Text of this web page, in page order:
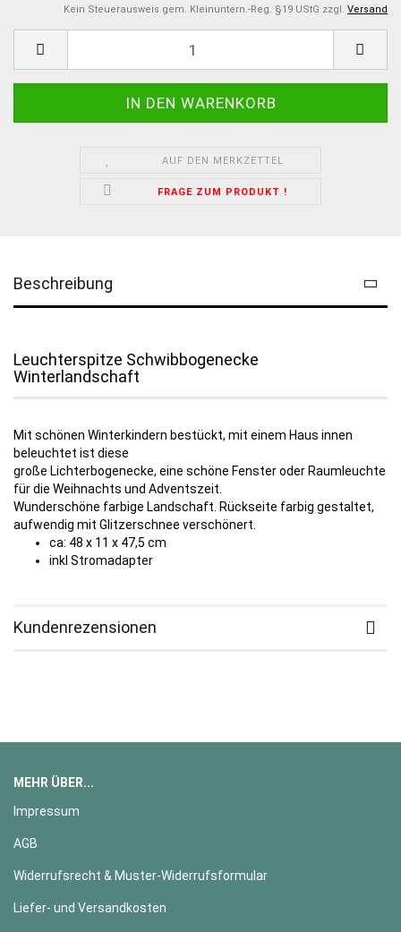
Kein Steuerausweis gem. Kleinuntern.-Reg. §19 UStG zzgl. Versand
AUF DEN MERKZETTEL
FRAGE ZUM PRODUKT !
Beschreibung
Leuchterspitze Schwibbogenecke
Winterlandschaft
Mit schönen Winterkindern bestückt, mit einem Haus innen
beleuchtet ist diese
große Lichterbogenecke, eine schöne Fenster oder Raumleuchte
für die Weihnachts und Adventszeit.
Wunderschöne farbige Landschaft. Rückseite farbig gestaltet,
aufwendig mit Glitzerschnee verschönert.
ca: 48 x 11 x 47,5 cm
inkl Stromadapter
Kundenrezensionen
MEHR ÜBER...
Impressum
AGB
Widerrufsrecht & Muster-Widerrufsformular
Liefer- und Versandkosten